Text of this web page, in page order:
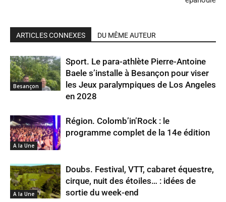
ARTICLES CONNEXES DU MÊME AUTEUR
Besançon
Sport. Le para-athlète Pierre-Antoine
Baele s’installe à Besançon pour viser
les Jeux paralympiques de Los Angeles
en 2028
A la Une
Région. Colomb’in’Rock : le
programme complet de la 14e édition
A la Une
Doubs. Festival, VTT, cabaret équestre,
cirque, nuit des étoiles… : idées de
sortie du week-end